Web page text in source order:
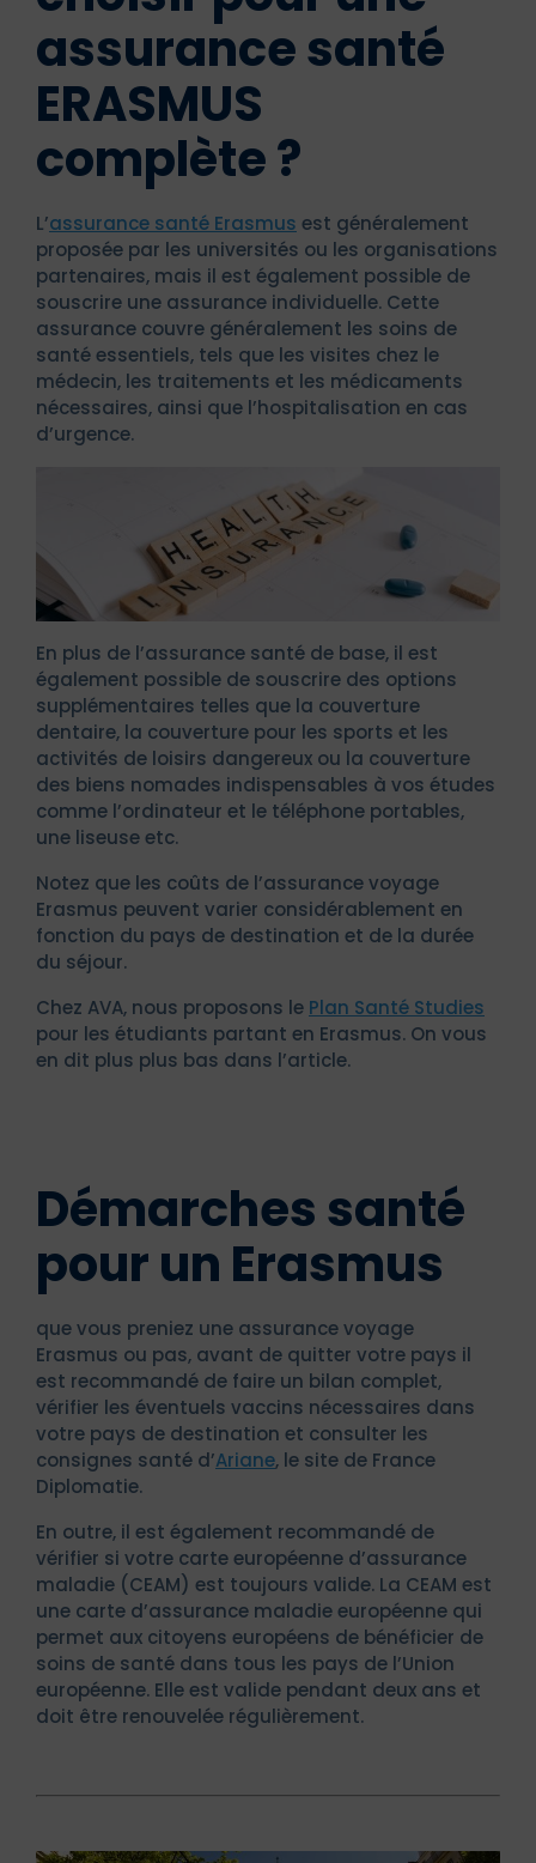
assurance santé
ERASMUS
complète ?
L’assurance santé Erasmus est généralement
proposée par les universités ou les organisations
partenaires, mais il est également possible de
souscrire une assurance individuelle. Cette
assurance couvre généralement les soins de
santé essentiels, tels que les visites chez le
médecin, les traitements et les médicaments
nécessaires, ainsi que l’hospitalisation en cas
d’urgence.
En plus de l’assurance santé de base, il est
également possible de souscrire des options
supplémentaires telles que la couverture
dentaire, la couverture pour les sports et les
activités de loisirs dangereux ou la couverture
des biens nomades indispensables à vos études
comme l’ordinateur et le téléphone portables,
une liseuse etc.
Notez que les coûts de l’assurance voyage
Erasmus peuvent varier considérablement en
fonction du pays de destination et de la durée
du séjour.
Chez AVA, nous proposons le Plan Santé Studies
pour les étudiants partant en Erasmus. On vous
en dit plus plus bas dans l’article.
Démarches santé
pour un Erasmus
que vous preniez une assurance voyage
Erasmus ou pas, avant de quitter votre pays il
est recommandé de faire un bilan complet,
vérifier les éventuels vaccins nécessaires dans
votre pays de destination et consulter les
consignes santé d’Ariane, le site de France
Diplomatie.
En outre, il est également recommandé de
vérifier si votre carte européenne d’assurance
maladie (CEAM) est toujours valide. La CEAM est
une carte d’assurance maladie européenne qui
permet aux citoyens européens de bénéficier de
soins de santé dans tous les pays de l’Union
européenne. Elle est valide pendant deux ans et
doit être renouvelée régulièrement.